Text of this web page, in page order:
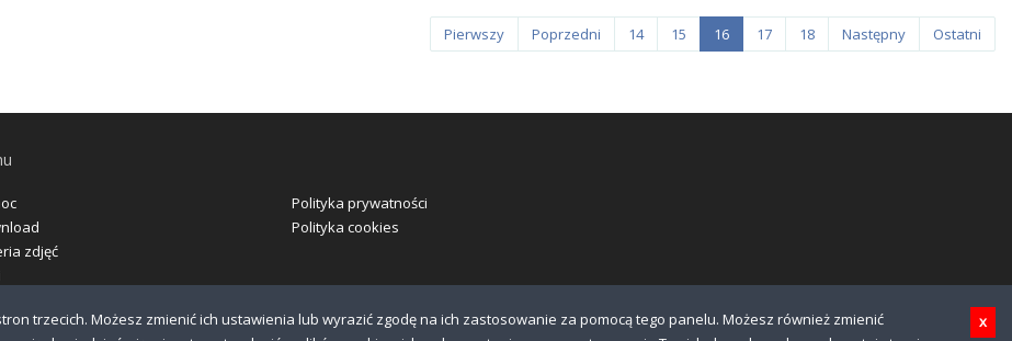
Pierwszy Poprzedni 14 15 16 17 18 Następny Ostatni
zdjęć
Polityka prywatności
Polityka cookies
trzecich. Możesz zmienić ich ustawienia lub wyrazić zgodę na ich zastosowanie za pomocą tego panelu. Możesz również zmienić
x